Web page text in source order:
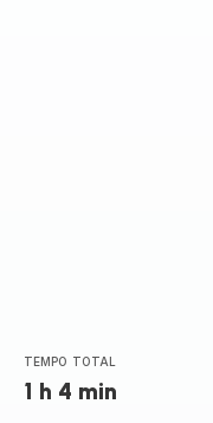
TEMPO TOTAL
1 h 4 min